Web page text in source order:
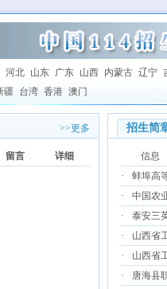
河北 山东 广东 山西 内蒙古 辽宁
疆 台湾 香港 澳门
>>更多
留言 详细
招生简
信息
·
蚌埠高
·
中国农
·
泰安三
·
山西省
·
山西省
·
唐海县